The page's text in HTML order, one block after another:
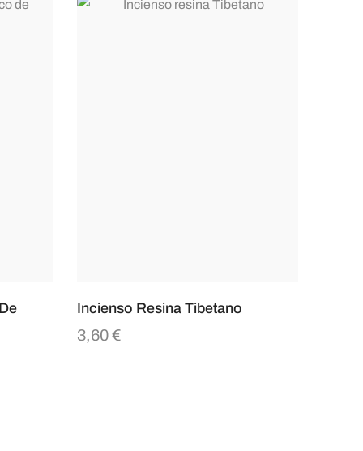
Incienso Resina Tibetano
3,60€